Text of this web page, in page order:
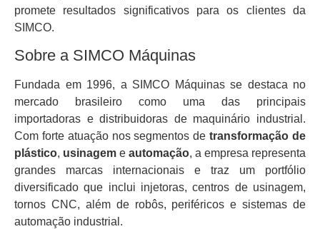
promete resultados significativos para os clientes da
SIMCO.
Sobre a SIMCO Máquinas
Fundada em 1996, a SIMCO Máquinas se destaca no
mercado brasileiro como uma das principais
importadoras e distribuidoras de maquinário industrial.
Com forte atuação nos segmentos detransformação de
plástico, usinagem e automação, a empresa representa
grandes marcas internacionais e traz um portfólio
diversificado que inclui injetoras, centros de usinagem,
tornos CNC, além de robôs, periféricos e sistemas de
automação industrial.